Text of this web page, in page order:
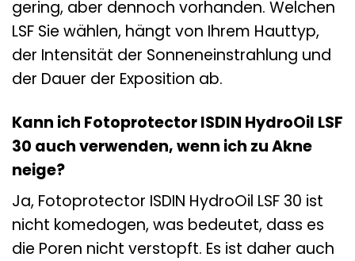
gering, aber dennoch vorhanden. Welchen
LSF Sie wählen, hängt von Ihrem Hauttyp,
der Intensität der Sonneneinstrahlung und
der Dauer der Exposition ab.
Kann ich Fotoprotector ISDIN HydroOil LSF
30 auch verwenden, wenn ich zu Akne
neige?
Ja, Fotoprotector ISDIN HydroOil LSF 30 ist
nicht komedogen, was bedeutet, dass es
die Poren nicht verstopft. Es ist daher auch